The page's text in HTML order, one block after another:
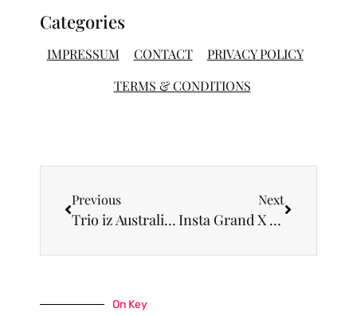
Categories
IMPRESSUM CONTACT
PRIVACY POLICY
TERMS & CONDITIONS
Previous
Trio iz Australije, Liaison, 25. juna na BELEF-u
Next
Insta Grand X Bura Bonaca – Ovo je naše leto
On Key